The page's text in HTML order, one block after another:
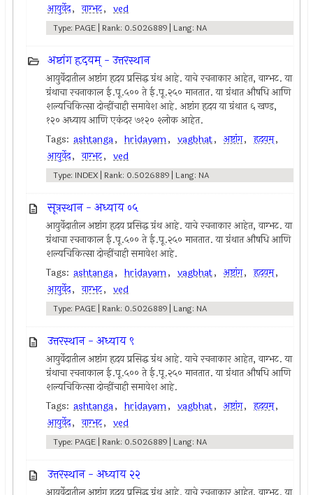
आयुर्वेद, वाग्भट, ved
Type: PAGE | Rank: 0.5026889 | Lang: NA
अष्टांग हृदयम् - उत्तरस्थान
आयुर्वेदातील अष्टांग हृदय प्रसिद्ध ग्रंथ आहे. याचे रचनाकार आहेत, वाग्भट. या
ग्रंथाचा रचनाकाल ई.पू.५०० ते ई.पू.२५० मानतात. या ग्रंथात औषधि आणि
शल्यचिकित्सा दोन्हींचाही समावेश आहे. अष्टांग हृदय या ग्रंथात ६ खण्ड,
१२० अध्याय आणि एकंदर ७१२० श्लोक आहेत.
Tags: ashtanga, hridayam, vagbhat, अष्टांग, हृदयम्,
आयुर्वेद, वाग्भट, ved
Type: INDEX | Rank: 0.5026889 | Lang: NA
सूत्रस्थान - अध्याय ०५
आयुर्वेदातील अष्टांग हृदय प्रसिद्ध ग्रंथ आहे. याचे रचनाकार आहेत, वाग्भट. या
ग्रंथाचा रचनाकाल ई.पू.५०० ते ई.पू.२५० मानतात. या ग्रंथात औषधि आणि
शल्यचिकित्सा दोन्हींचाही समावेश आहे.
Tags: ashtanga, hridayam, vagbhat, अष्टांग, हृदयम्,
आयुर्वेद, वाग्भट, ved
Type: PAGE | Rank: 0.5026889 | Lang: NA
उत्तरस्थान - अध्याय ९
आयुर्वेदातील अष्टांग हृदय प्रसिद्ध ग्रंथ आहे. याचे रचनाकार आहेत, वाग्भट. या
ग्रंथाचा रचनाकाल ई.पू.५०० ते ई.पू.२५० मानतात. या ग्रंथात औषधि आणि
शल्यचिकित्सा दोन्हींचाही समावेश आहे.
Tags: ashtanga, hridayam, vagbhat, अष्टांग, हृदयम्,
आयुर्वेद, वाग्भट, ved
Type: PAGE | Rank: 0.5026889 | Lang: NA
उत्तरस्थान - अध्याय २२